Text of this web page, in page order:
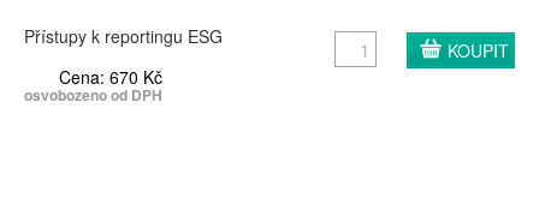
Přístupy k reportingu ESG
Cena: 670 Kč
osvobozeno od DPH